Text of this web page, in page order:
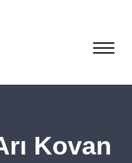
Kovan